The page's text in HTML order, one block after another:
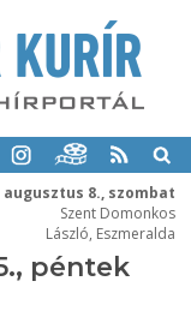
augusztus 8., szombat
Szent Domonkos
László, Eszmeralda
péntek